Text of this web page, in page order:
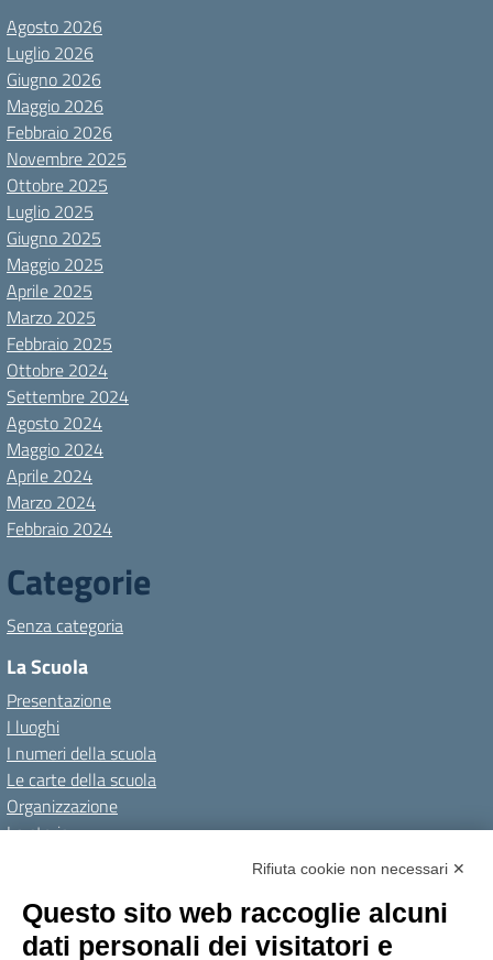
Agosto 2026
Luglio 2026
Giugno 2026
Maggio 2026
Febbraio 2026
Novembre 2025
Ottobre 2025
Luglio 2025
Giugno 2025
Maggio 2025
Aprile 2025
Marzo 2025
Febbraio 2025
Ottobre 2024
Settembre 2024
Agosto 2024
Maggio 2024
Aprile 2024
Marzo 2024
Febbraio 2024
Categorie
Senza categoria
La Scuola
Presentazione
I luoghi
I numeri della scuola
Le carte della scuola
Organizzazione
La storia
Personale scolastico
Famiglie e studenti
Rifiuta cookie non necessari ✕
Questo sito web raccoglie alcuni
dati personali dei visitatori e